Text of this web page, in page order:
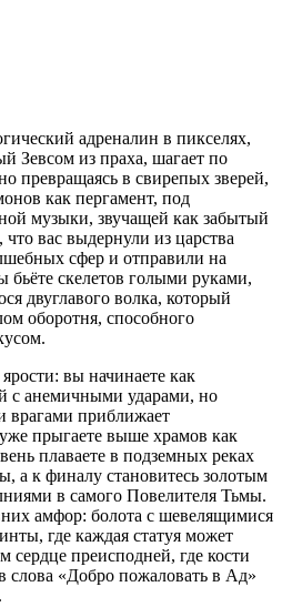
адреналин в пикселях,
Зевсом из праха, шагает по
превращаясь в свирепых зверей,
как пергамент, под
музыки, звучащей как забытый
вас выдернули из царства
сфер и отправили на
скелетов голыми руками,
двуглавого волка, который
оборотня, способного
вы начинаете как
с анемичными ударами, но
врагами приближает
прыгаете выше храмов как
плаваете в подземных реках
а к финалу становитесь золотым
в самого Повелителя Тьмы.
амфор: болота с шевелящимися
где каждая статуя может
сердце преисподней, где кости
слова «Добро пожаловать в Ад»